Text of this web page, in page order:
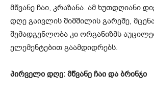
მწვანე ჩაი, კრაზანა. ამ ხუთდღიანი
დღე გაივლის შიმშილის გარეშე,
შემადგენლობა კი ორგანიზმს
ელემენტებით გაამდიდრებს.
პირველი დღე: მწვანე ჩაი და ბრინჯი